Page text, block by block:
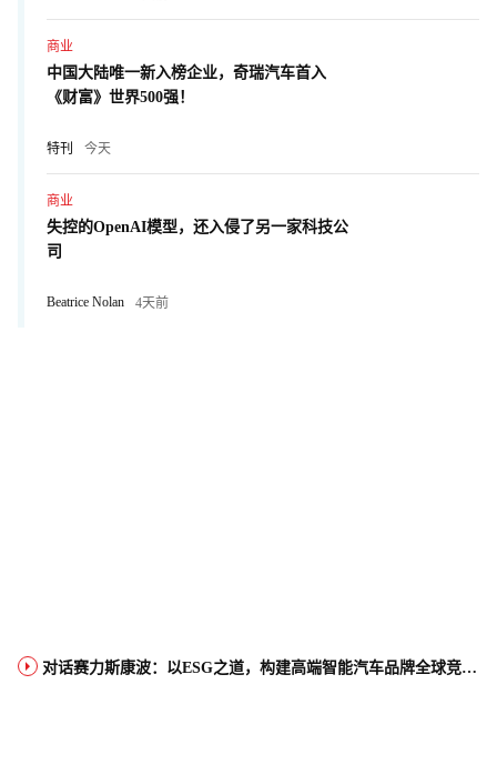
商业
中国大陆唯一新入榜企业，奇瑞汽车首入
《财富》世界500强！
特刊 今天
商业
失控的OpenAI模型，还入侵了另一家科技公
司
Beatrice Nolan 4天前
对话赛力斯康波：以ESG之道，构建高端智能汽车品牌全球竞争力